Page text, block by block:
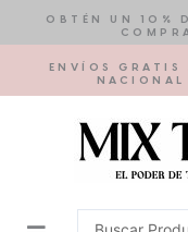
contenido
OBTÉN UN 10%
ENVÍOS
NACIONAL
Search